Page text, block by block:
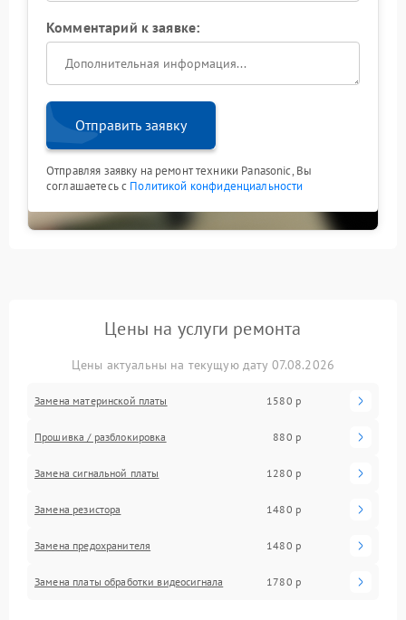
Комментарий к заявке:
Отправить заявку
Отправляя заявку на ремонт техники Panasonic, Вы
соглашаетесь с Политикой конфиденциальности
Цены на услуги ремонта
Цены актуальны на текущую дату 07.08.2026
Замена материнской платы 1580 р
Прошивка / разблокировка 880 р
Замена сигнальной платы 1280 р
Замена резистора 1480 р
Замена предохранителя 1480 р
Замена платы обработки видеосигнала 1780 р